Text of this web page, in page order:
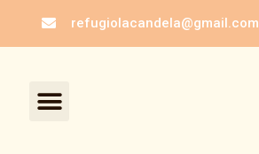
contenido
refugiolacandela@gmail.com
Menú